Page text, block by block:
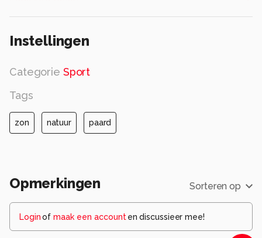
Instellingen
Categorie Sport
Tags
zon natuur paard
Opmerkingen Sorteren op
Loginof maak een account en discussieer mee!